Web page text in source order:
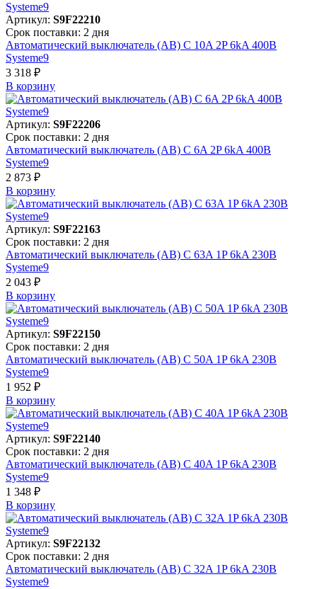
Артикул: S9F22210
Срок поставки: 2 дня
Автоматический выключатель (АВ) C 10A 2P 6kA 400В
Systeme9
3 318 ₽
В корзинy
Артикул: S9F22206
Срок поставки: 2 дня
Автоматический выключатель (АВ) C 6A 2P 6kA 400В
Systeme9
2 873 ₽
В корзинy
Артикул: S9F22163
Срок поставки: 2 дня
Автоматический выключатель (АВ) C 63A 1P 6kA 230В
Systeme9
2 043 ₽
В корзинy
Артикул: S9F22150
Срок поставки: 2 дня
Автоматический выключатель (АВ) C 50A 1P 6kA 230В
Systeme9
1 952 ₽
В корзинy
Артикул: S9F22140
Срок поставки: 2 дня
Автоматический выключатель (АВ) C 40A 1P 6kA 230В
Systeme9
1 348 ₽
В корзинy
Артикул: S9F22132
Срок поставки: 2 дня
Автоматический выключатель (АВ) C 32A 1P 6kA 230В
Systeme9